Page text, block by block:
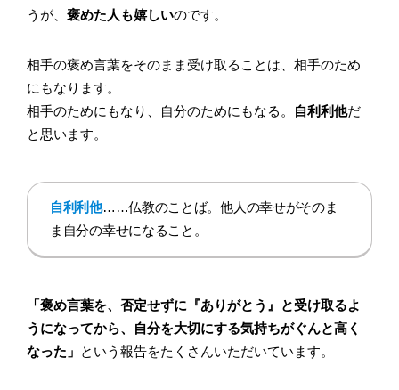
うが、 褒めた人も嬉しいのです。
相手の褒め言葉をそのまま受け取ることは、相手のため
にもなります。
相手のためにもなり、自分のためにもなる。
自利利他だ
と思います。
自利利他……仏教のことば。他人の幸せがそのま
ま自分の幸せになること。
「褒め言葉を、否定せずに『ありがとう』と受け取るよ
うになってから、自分を大切にする気持ちがぐんと高く
なった」 という報告をたくさんいただいています。